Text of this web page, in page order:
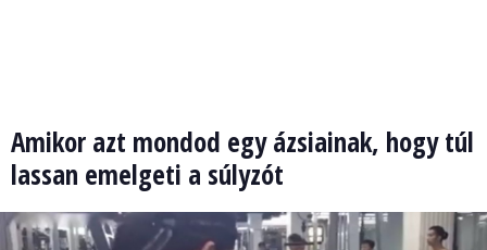
Amikor azt mondod egy ázsiainak, hogy túl
lassan emelgeti a súlyzót